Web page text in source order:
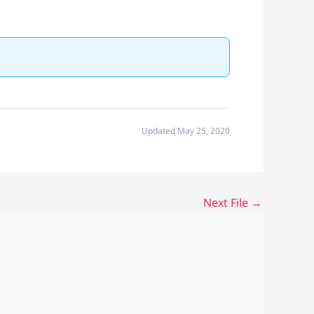
Updated May 25, 2020
Next File →